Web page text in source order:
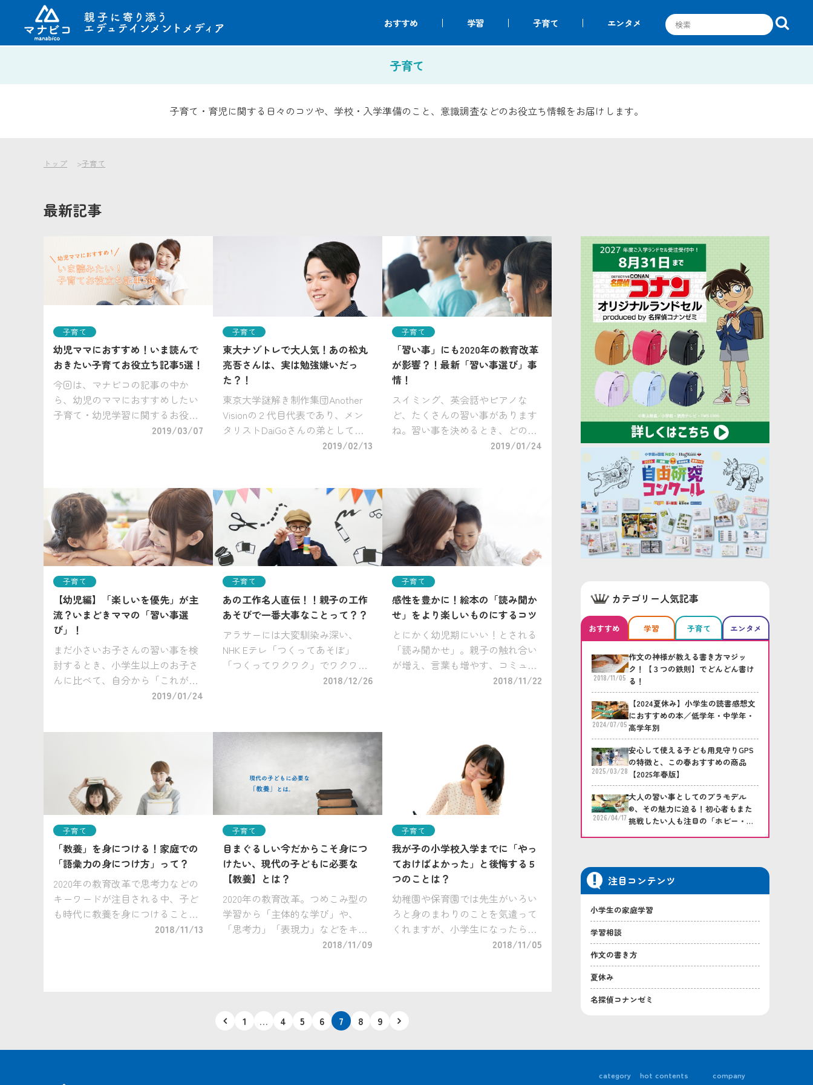
テ
おすすめ 学習 子育て エンタメ
子育て
子育て・育児に関する日々のコツや、学校・入学準備のこと、意識調査などのお役立ち情報をお届けします。
トップ 子育て
最新記事
子育て
幼児ママにおすすめ！いま読んで
おきたい子育てお役立ち記事5選！
今回は、マナビコの記事の中か
ら、幼児のママにおすすめしたい
子育て・幼児学習に関するお役立
ち記事をご紹介します。 家庭での
はいつか […]
2019/03/07
子育て
東大ナゾトレで大人気！あの松丸
亮吾さんは、実は勉強嫌いだっ
た？！
東京大学謎解き制作集団Another
Visionの２代目代表であり、メン
タリストDaiGoさんの弟としても
知られる、テレビ番組「今夜はナ
の火付け役とも言える […]
2019/02/13
子育て
「習い事」にも2020年の教育改革
が影響？！最新「習い事選び」事
情！
スイミング、英会話やピアノな
ど、たくさんの習い事があります
ね。習い事を決めるとき、どのよ
うな視点で選んでいますか？特
え、幼児期から続けてきた習い事
を再考する機会も […]
2019/01/24
子育て
【幼児編】「楽しいを優先」が主
流？いまどきママの「習い事選
び」！
まだ小さいお子さんの習い事を検
討するとき、小学生以上のお子さ
んに比べて、自分から「これがや
りたい！」と自己主張をすること
2019/01/24
子育て
あの工作名人直伝！！親子の工作
あそびで一番大事なことって？？
アラサーには大変馴染み深い、
NHK Eテレ「つくってあそぼ」
「つくってワクワク」でワクワク
さんを演じた久保田雅人さん。現
さんに、 […]
2018/12/26
子育て
感性を豊かに！絵本の「読み聞か
せ」をより楽しいものにするコツ
とにかく幼児期にいい！とされる
「読み聞かせ」。親子の触れ合い
が増え、言葉も増やす、コミュニ
ケーション能力も向上、、そのメ
2018/11/22
子育て
「教養」を身につける！家庭での
「語彙力の身につけ方」って？
2020年の教育改革で思考力などの
キーワードが注目される中、子ど
も時代に教養を身につけることの
重要性について語る、小学館の通
2018/11/13
子育て
目まぐるしい今だからこそ身につ
けたい、現代の子どもに必要な
【教養】とは？
2020年の教育改革。つめこみ型の
学習から「主体的な学び」や、
「思考力」「表現力」などをキー
ワードとした学習内容が声高く叫
2018/11/09
子育て
我が子の小学校入学までに「やっ
ておけばよかった」と後悔する５
つのことは？
幼稚園や保育園では先生がいろい
ろと身のまわりのことを気遣って
くれますが、小学生になったらそ
うはいきません。先生やクラスの
2018/11/05
の
1 … 4 5 6 7 8 9
カテゴリー人気記事
おすすめ 学習 子育て エンタメ
2018/11/05
作文の神様が教える書き方マジッ
ク！【３つの鉄則】でどんどん書け
る！
2024/07/05
【2024夏休み】小学生の読書感想文
におすすめの本／低学年・中学年・
高学年別
2025/03/28
安心して使える子ども用見守りGPS
の特徴と、この春おすすめの商品
【2025年春版】
2026/04/17
大人の習い事としてのプラモデル
®、その魅力に迫る！初心者もまた
挑戦したい人も注目の「ホビー・プ
注目コンテンツ
小学生の家庭学習
学習相談
作文の書き方
夏休み
名探偵コナンゼミ
category hot contents company